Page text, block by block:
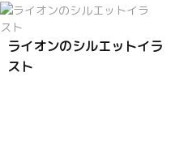
ライオンのシルエットイラ
スト